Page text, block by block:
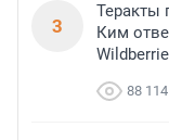
3
Теракты
Ким
88 114